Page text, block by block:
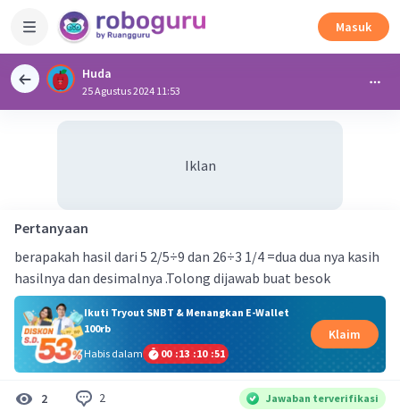
Masuk
Huda
25 Agustus 2024 11:53
Iklan
Pertanyaan
berapakah hasil dari 5 2/5÷9 dan 26÷3 1/4 =dua dua nya kasih
hasilnya dan desimalnya .Tolong dijawab buat besok
Ikuti Tryout SNBT & Menangkan E-Wallet
100rb
Habis dalam
00 :13 :10 :51
Klaim
2 2 Jawaban terverifikasi